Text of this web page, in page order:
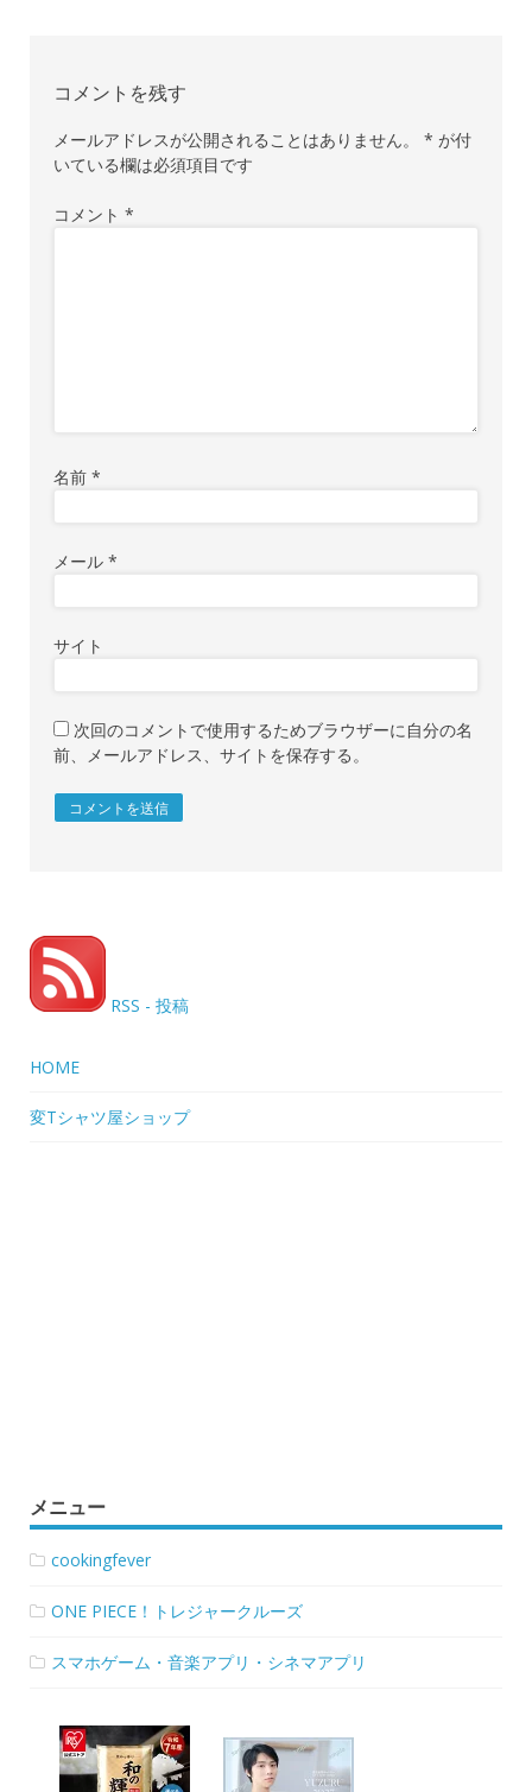
コメントを残す
メールアドレスが公開されることはありません。 * が付
いている欄は必須項目です
コメント *
名前 *
メール *
サイト
次回のコメントで使用するためブラウザーに自分の名
前、メールアドレス、サイトを保存する。
RSS - 投稿
HOME
変Tシャツ屋ショップ
メニュー
cookingfever
ONE PIECE！トレジャークルーズ
スマホゲーム・音楽アプリ・シネマアプリ